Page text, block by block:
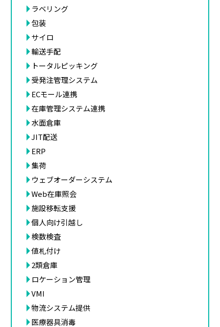
ラベリング
包装
サイロ
輸送手配
トータルピッキング
受発注管理システム
ECモール連携
在庫管理システム連携
水面倉庫
JIT配送
ERP
集荷
ウェブオーダーシステム
Web在庫照会
施設移転支援
個人向け引越し
検数検査
値札付け
2類倉庫
ロケーション管理
VMI
物流システム提供
医療器具消毒